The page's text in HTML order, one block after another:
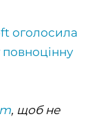
оголосила
, щоб не